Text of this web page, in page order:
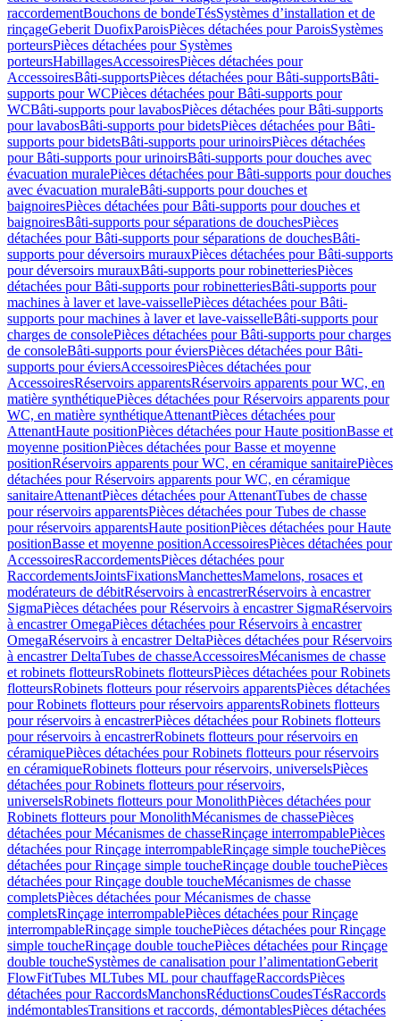
raccordementBouchons de bondeTésSystèmes d’installation et de
rinçageGeberit DuofixParoisPièces détachées pour ParoisSystèmes
porteursPièces détachées pour Systèmes
porteursHabillagesAccessoiresPièces détachées pour
AccessoiresBâti-supportsPièces détachées pour Bâti-supportsBâti-
supports pour WCPièces détachées pour Bâti-supports pour
WCBâti-supports pour lavabosPièces détachées pour Bâti-supports
pour lavabosBâti-supports pour bidetsPièces détachées pour Bâti-
supports pour bidetsBâti-supports pour urinoirsPièces détachées
pour Bâti-supports pour urinoirsBâti-supports pour douches avec
évacuation muralePièces détachées pour Bâti-supports pour douches
avec évacuation muraleBâti-supports pour douches et
baignoiresPièces détachées pour Bâti-supports pour douches et
baignoiresBâti-supports pour séparations de douchesPièces
détachées pour Bâti-supports pour séparations de douchesBâti-
supports pour déversoirs murauxPièces détachées pour Bâti-supports
pour déversoirs murauxBâti-supports pour robinetteriesPièces
détachées pour Bâti-supports pour robinetteriesBâti-supports pour
machines à laver et lave-vaissellePièces détachées pour Bâti-
supports pour machines à laver et lave-vaisselleBâti-supports pour
charges de consolePièces détachées pour Bâti-supports pour charges
de consoleBâti-supports pour éviersPièces détachées pour Bâti-
supports pour éviersAccessoiresPièces détachées pour
AccessoiresRéservoirs apparentsRéservoirs apparents pour WC, en
matière synthétiquePièces détachées pour Réservoirs apparents pour
WC, en matière synthétiqueAttenantPièces détachées pour
AttenantHaute positionPièces détachées pour Haute positionBasse et
moyenne positionPièces détachées pour Basse et moyenne
positionRéservoirs apparents pour WC, en céramique sanitairePièces
détachées pour Réservoirs apparents pour WC, en céramique
sanitaireAttenantPièces détachées pour AttenantTubes de chasse
pour réservoirs apparentsPièces détachées pour Tubes de chasse
pour réservoirs apparentsHaute positionPièces détachées pour Haute
positionBasse et moyenne positionAccessoiresPièces détachées pour
AccessoiresRaccordementsPièces détachées pour
RaccordementsJointsFixationsManchettesMamelons, rosaces et
modérateurs de débitRéservoirs à encastrerRéservoirs à encastrer
SigmaPièces détachées pour Réservoirs à encastrer SigmaRéservoirs
à encastrer OmegaPièces détachées pour Réservoirs à encastrer
OmegaRéservoirs à encastrer DeltaPièces détachées pour Réservoirs
à encastrer DeltaTubes de chasseAccessoiresMécanismes de chasse
et robinets flotteursRobinets flotteursPièces détachées pour Robinets
flotteursRobinets flotteurs pour réservoirs apparentsPièces détachées
pour Robinets flotteurs pour réservoirs apparentsRobinets flotteurs
pour réservoirs à encastrerPièces détachées pour Robinets flotteurs
pour réservoirs à encastrerRobinets flotteurs pour réservoirs en
céramiquePièces détachées pour Robinets flotteurs pour réservoirs
en céramiqueRobinets flotteurs pour réservoirs, universelsPièces
détachées pour Robinets flotteurs pour réservoirs,
universelsRobinets flotteurs pour MonolithPièces détachées pour
Robinets flotteurs pour MonolithMécanismes de chassePièces
détachées pour Mécanismes de chasseRinçage interrompablePièces
détachées pour Rinçage interrompableRinçage simple touchePièces
détachées pour Rinçage simple toucheRinçage double touchePièces
détachées pour Rinçage double toucheMécanismes de chasse
completsPièces détachées pour Mécanismes de chasse
completsRinçage interrompablePièces détachées pour Rinçage
interrompableRinçage simple touchePièces détachées pour Rinçage
simple toucheRinçage double touchePièces détachées pour Rinçage
double toucheSystèmes de canalisation pour l’alimentationGeberit
FlowFitTubes MLTubes ML pour chauffageRaccordsPièces
détachées pour RaccordsManchonsRéductionsCoudesTésRaccords
indémontablesTransitions et raccords, démontablesPièces détachées